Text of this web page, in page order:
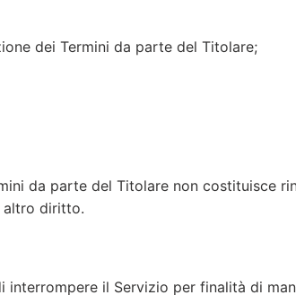
dei Termini da parte del Titolare;
da parte del Titolare non costituisce
altro diritto.
il Servizio per finalità di